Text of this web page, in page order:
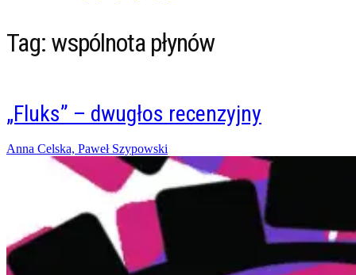
Tag: wspólnota płynów
„Fluks” – dwugłos recenzyjny
Posted
28/05/2017
Anna Celska, Paweł Szypowski